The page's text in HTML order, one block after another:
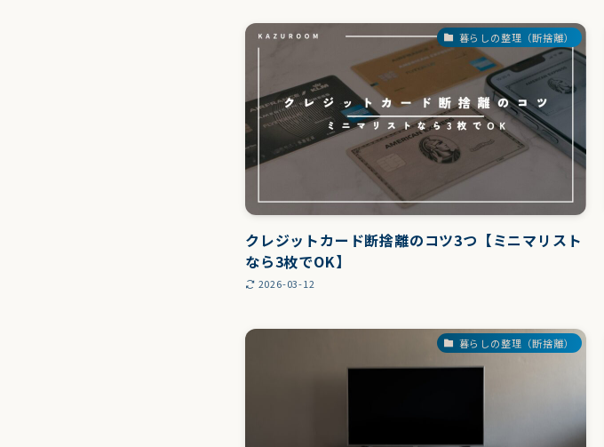
暮らしの整理（断捨離）
クレジットカード断捨離のコツ3つ【ミニマリスト
なら3枚でOK】
2026-03-12
暮らしの整理（断捨離）